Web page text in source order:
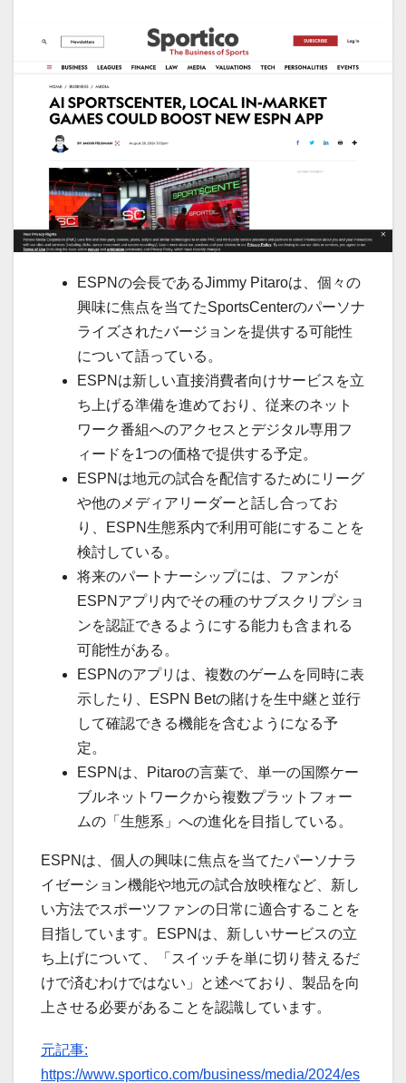
ESPNの会長であるJimmy Pitaroは、個々の
興味に焦点を当てたSportsCenterのパーソナ
ライズされたバージョンを提供する可能性
について語っている。
ESPNは新しい直接消費者向けサービスを立
ち上げる準備を進めており、従来のネット
ワーク番組へのアクセスとデジタル専用フ
ィードを1つの価格で提供する予定。
ESPNは地元の試合を配信するためにリーグ
や他のメディアリーダーと話し合ってお
り、ESPN生態系内で利用可能にすることを
検討している。
将来のパートナーシップには、ファンが
ESPNアプリ内でその種のサブスクリプショ
ンを認証できるようにする能力も含まれる
可能性がある。
ESPNのアプリは、複数のゲームを同時に表
示したり、ESPN Betの賭けを生中継と並行
して確認できる機能を含むようになる予
定。
ESPNは、Pitaroの言葉で、単一の国際ケー
ブルネットワークから複数プラットフォー
ムの「生態系」への進化を目指している。
ESPNは、個人の興味に焦点を当てたパーソナラ
イゼーション機能や地元の試合放映権など、新し
い方法でスポーツファンの日常に適合することを
目指しています。ESPNは、新しいサービスの立
ち上げについて、「スイッチを単に切り替えるだ
けで済むわけではない」と述べており、製品を向
上させる必要があることを認識しています。
元記事:
https://www.sportico.com/business/media/2024/es